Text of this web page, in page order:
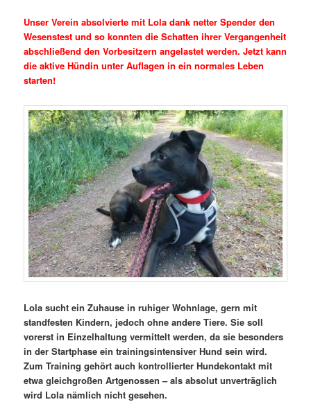
Unser Verein absolvierte mit Lola dank netter Spender den
Wesenstest und so konnten die Schatten ihrer Vergangenheit
abschließend den Vorbesitzern angelastet werden. Jetzt kann
die aktive Hündin unter Auflagen in ein normales Leben
starten!
Lola sucht ein Zuhause in ruhiger Wohnlage, gern mit
standfesten Kindern, jedoch ohne andere Tiere. Sie soll
vorerst in Einzelhaltung vermittelt werden, da sie besonders
in der Startphase ein trainingsintensiver Hund sein wird.
Zum Training gehört auch kontrollierter Hundekontakt mit
etwa gleichgroßen Artgenossen – als absolut unverträglich
wird Lola nämlich nicht gesehen.